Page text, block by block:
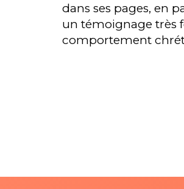
dans ses pages, en
un témoignage très
comportement